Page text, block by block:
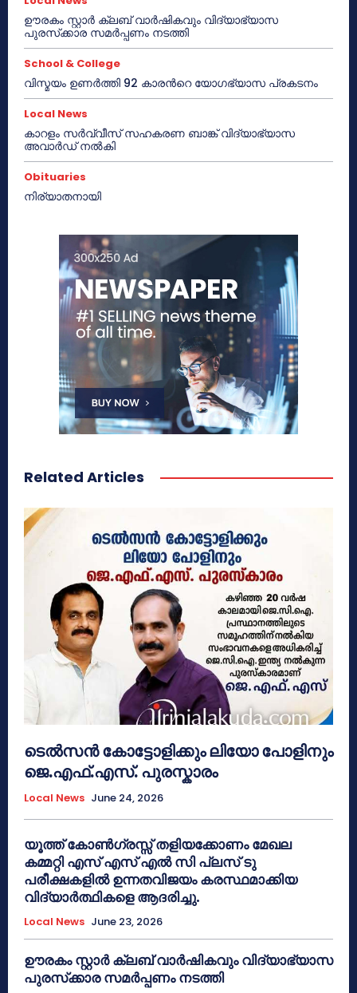
ഊരകം സ്റ്റാർ ക്ലബ് വാർഷികവും വിദ്യാഭ്യാസ
പുരസ്‌ക്കാര സമർപ്പണം നടത്തി
School & College
വിസ്മയം ഉണർത്തി 92 കാരൻറെ യോഗഭ്യാസ പ്രകടനം
Local News
കാറളം സർവ്വീസ് സഹകരണ ബാങ്ക് വിദ്യാഭ്യാസ
അവാർഡ് നൽകി
Obituaries
നിര്യാതനായി
Related Articles
ടെൽസൻ കോട്ടോളിക്കും ലിയോ പോളിനും
ജെ.എഫ്.എസ്. പുരസ്കാരം
Local News June 24, 2026
യൂത്ത് കോൺഗ്രസ്സ് തളിയക്കോണം മേഖല
കമ്മറ്റി എസ് എസ് എൽ സി പ്ലസ് ടു
പരീക്ഷകളിൽ ഉന്നതവിജയം കരസ്ഥമാക്കിയ
വിദ്യാർത്ഥികളെ ആദരിച്ചു.
Local News June 23, 2026
ഊരകം സ്റ്റാർ ക്ലബ് വാർഷികവും വിദ്യാഭ്യാസ
പുരസ്‌ക്കാര സമർപ്പണം നടത്തി